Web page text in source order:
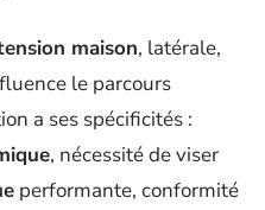
maison, latérale,
le parcours
a ses spécificités :
, nécessité de viser
performante, conformité